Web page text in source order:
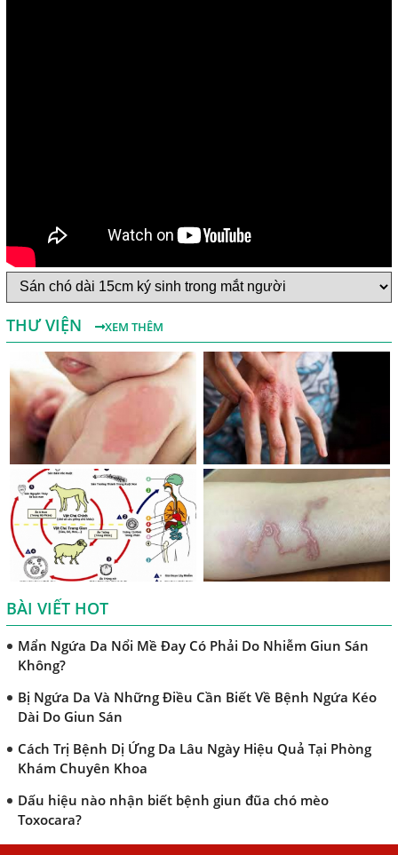
THƯ VIỆN XEM THÊM
BÀI VIẾT HOT
Một Số Điều Cần Biết Về Ký Sinh Trùng Demodex Trên Da
Người
Nguyên Nhân Và Tác Hại Của Bệnh Giun Chỉ Bạch Huyết
Chẩn Đoán Và Điều Trị Bệnh Echinococcus
Những Điều Cần Biết Về Giun Hình Ống
Chẩn Đoán Và Điều Trị Bệnh Amip Ở Não
Bệnh Sán Chó Dấu Hiệu Nhận Biết Và Thời Gian Trị Bệnh
Sán Chó
Trị Bệnh Sán Chó Có Khỏi Bệnh Ngứa Da Không?
TRIỆU CHỨNG GIUN SÁN CHÓ MÈO
Khi Trẻ Bị Dị Ứng Da Cần Làm Xét Nghiệm Gì Tìm Nguyên
Nhân Dị Ứng Da
Điều trị bệnh sán lá gan ở đâu?
Mẩn Ngứa Da Nổi Mề Đay Có Phải Do Nhiễm Giun Sán
Không?
Bị Ngứa Da Và Những Điều Cần Biết Về Bệnh Ngứa Kéo
Dài Do Giun Sán
Cách Trị Bệnh Dị Ứng Da Lâu Ngày Hiệu Quả Tại Phòng
Khám Chuyên Khoa
Dấu hiệu nào nhận biết bệnh giun đũa chó mèo
Toxocara?
Những điều cần biết về bệnh giun đũa chó mèo